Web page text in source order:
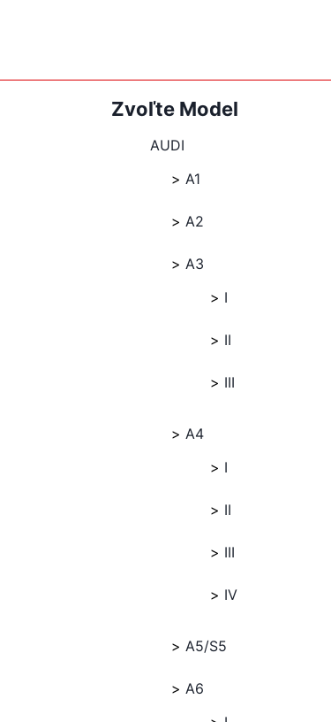
Zvoľte Model
AUDI
A1
A2
A3
I
II
III
A4
I
II
III
IV
A5/S5
A6